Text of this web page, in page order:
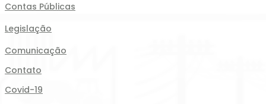
Contas Públicas
Legislação
Comunicação
Contato
Covid-19